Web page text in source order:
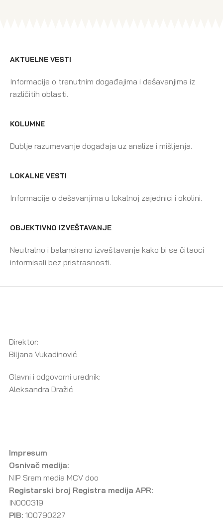
AKTUELNE VESTI
Informacije o trenutnim događajima i dešavanjima iz
različitih oblasti.
KOLUMNE
Dublje razumevanje događaja uz analize i mišljenja.
LOKALNE VESTI
Informacije o dešavanjima u lokalnoj zajednici i okolini.
OBJEKTIVNO IZVEŠTAVANJE
Neutralno i balansirano izveštavanje kako bi se čitaoci
informisali bez pristrasnosti.
Direktor:
Biljana Vukadinović
Glavni i odgovorni urednik:
Aleksandra Dražić
Impresum
Osnivač medija:
NIP Srem media MCV doo
Registarski broj Registra medija APR:
IN000319
PIB: 100790227